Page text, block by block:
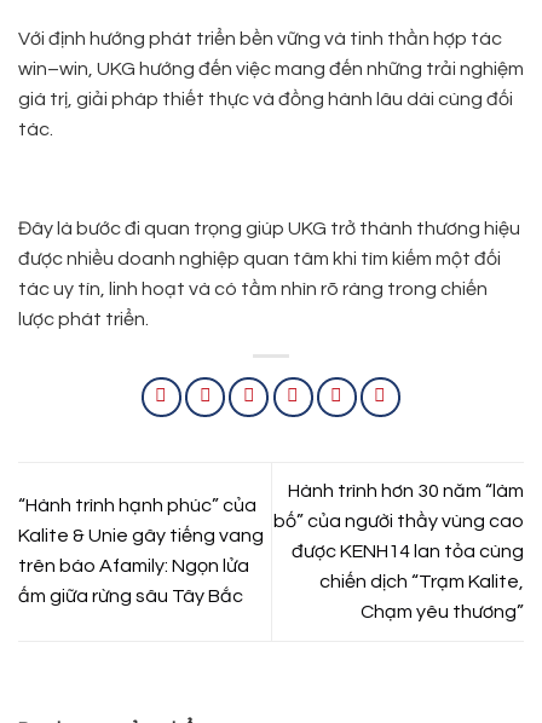
Với định hướng phát triển bền vững và tinh thần hợp tác
win–win, UKG hướng đến việc mang đến những trải nghiệm
giá trị, giải pháp thiết thực và đồng hành lâu dài cùng đối
tác.
Đây là bước đi quan trọng giúp UKG trở thành thương hiệu
được nhiều doanh nghiệp quan tâm khi tìm kiếm một đối
tác uy tín, linh hoạt và có tầm nhìn rõ ràng trong chiến
lược phát triển.
“Hành trình hạnh phúc” của
Kalite & Unie gây tiếng vang
trên báo Afamily: Ngọn lửa
ấm giữa rừng sâu Tây Bắc
Hành trình hơn 30 năm “làm
bố” của người thầy vùng cao
được KENH14 lan tỏa cùng
chiến dịch “Trạm Kalite,
Chạm yêu thương”